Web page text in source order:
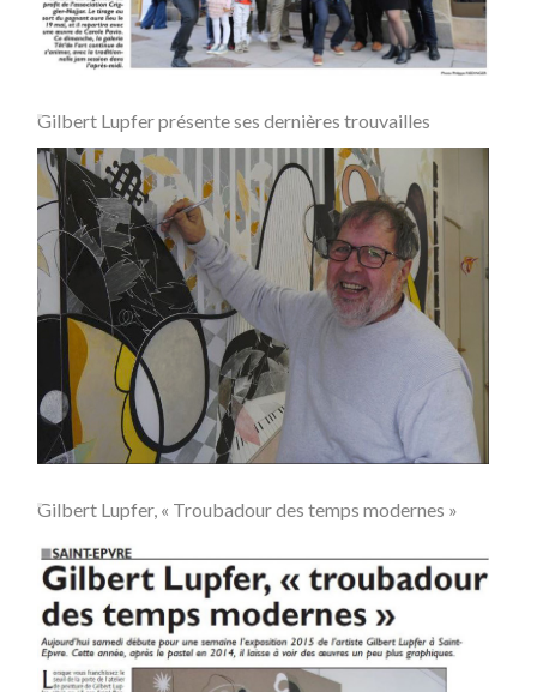
Gilbert Lupfer présente ses dernières trouvailles
Gilbert Lupfer, « Troubadour des temps modernes »